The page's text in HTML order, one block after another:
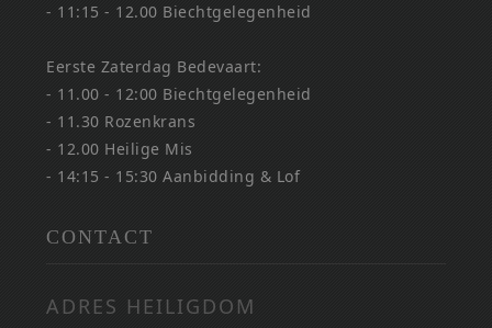
- 11:15 - 12.00 Biechtgelegenheid
Eerste Zaterdag Bedevaart:
- 11.00 - 12:00 Biechtgelegenheid
- 11.30 Rozenkrans
- 12.00 Heilige Mis
- 14:15 - 15:30 Aanbidding & Lof
CONTACT
ADRES HEILIGDOM